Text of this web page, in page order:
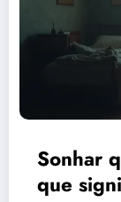
Sonhar
que